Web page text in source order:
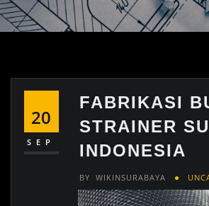
20
SEP
FABRIKASI
STRAINER
INDONESIA
BY WIKINSURABAYA